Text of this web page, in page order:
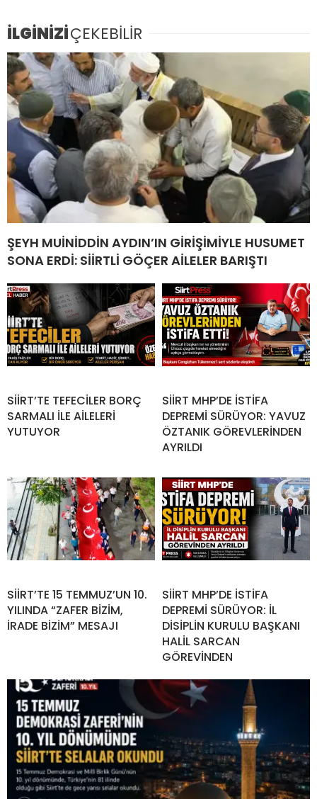
İLGİNİZİÇEKEBİLİR
ŞEYH MUİNİDDİN AYDIN’IN GİRİŞİMİYLE HUSUMET
SONA ERDİ: SİİRTLİ GÖÇER AİLELER BARIŞTI
SİİRT’TE TEFECİLER BORÇ
SARMALI İLE AİLELERİ
YUTUYOR
SİİRT MHP’DE İSTİFA
DEPREMİ SÜRÜYOR: YAVUZ
ÖZTANIK GÖREVLERİNDEN
AYRILDI
SİİRT’TE 15 TEMMUZ’UN 10.
YILINDA “ZAFER BİZİM,
İRADE BİZİM” MESAJI
SİİRT MHP’DE İSTİFA
DEPREMİ SÜRÜYOR: İL
DİSİPLİN KURULU BAŞKANI
HALİL SARCAN
GÖREVİNDEN